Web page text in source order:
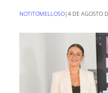
NOTITOMELLOSO|4 DE AGOSTO